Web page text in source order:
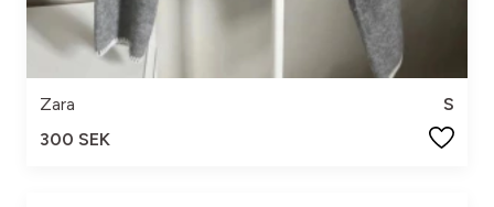
Zara
S
300 SEK